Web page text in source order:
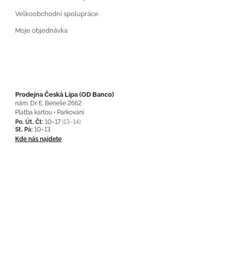
Velkoobchodní spolupráce
Moje objednávka
Prodejna Česká Lípa (OD Banco)
nám. Dr. E. Beneše 2662
Platba kartou • Parkování
Po, Út, Čt: 10–17 (13–14)
St, Pá: 10–13
Kde nás najdete